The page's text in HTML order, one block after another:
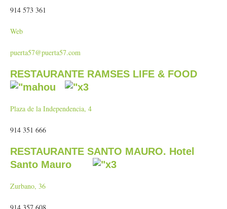
914 573 361
Web
puerta57@puerta57.com
RESTAURANTE RAMSES LIFE & FOOD
Plaza de la Independencia, 4
914 351 666
RESTAURANTE SANTO MAURO. Hotel
Santo Mauro
Zurbano, 36